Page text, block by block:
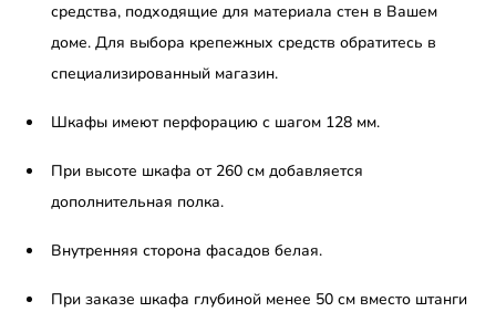
средства, подходящие для материала стен в Вашем
доме. Для выбора крепежных средств обратитесь в
специализированный магазин.
Шкафы имеют перфорацию с шагом 128 мм.
При высоте шкафа от 260 см добавляется
дополнительная полка.
Внутренняя сторона фасадов белая.
При заказе шкафа глубиной менее 50 см вместо штанги